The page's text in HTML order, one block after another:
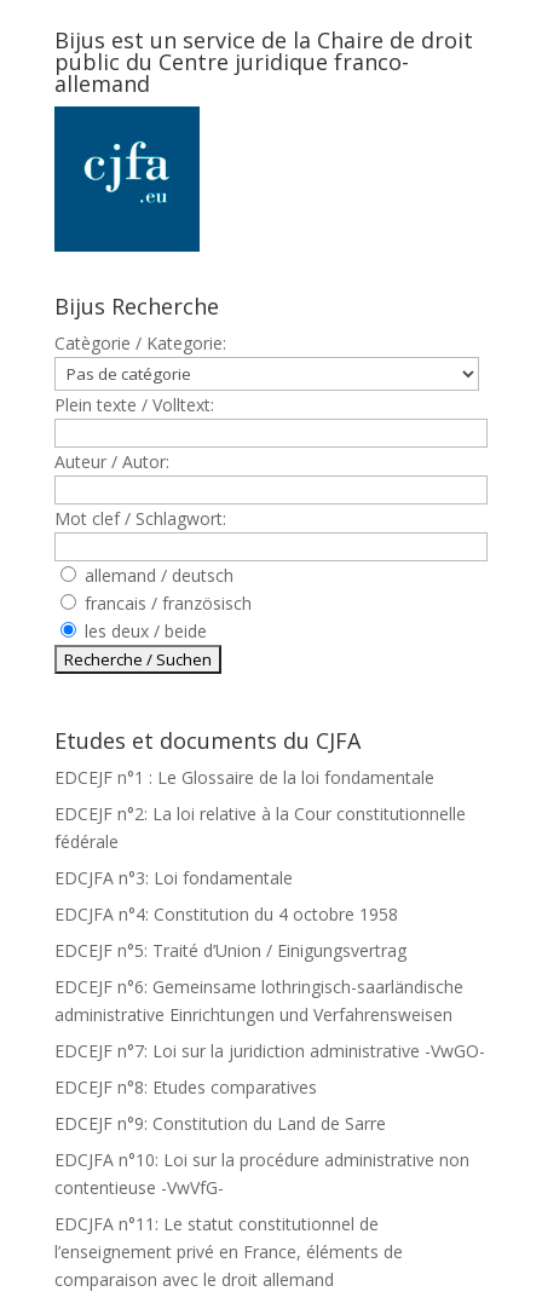
Bijus est un service de la Chaire de droit
public du Centre juridique franco-
allemand
Bijus Recherche
Catègorie / Kategorie:
Plein texte / Volltext:
Auteur / Autor:
Mot clef / Schlagwort:
allemand / deutsch
francais / französisch
les deux / beide
Etudes et documents du CJFA
EDCEJF n°1 : Le Glossaire de la loi fondamentale
EDCEJF n°2: La loi relative à la Cour constitutionnelle
fédérale
EDCJFA n°3: Loi fondamentale
EDCJFA n°4: Constitution du 4 octobre 1958
EDCEJF n°5: Traité d’Union / Einigungsvertrag
EDCEJF n°6: Gemeinsame lothringisch-saarländische
administrative Einrichtungen und Verfahrensweisen
EDCEJF n°7: Loi sur la juridiction administrative -VwGO-
EDCEJF n°8: Etudes comparatives
EDCEJF n°9: Constitution du Land de Sarre
EDCJFA n°10: Loi sur la procédure administrative non
contentieuse -VwVfG-
EDCJFA n°11: Le statut constitutionnel de
l’enseignement privé en France, éléments de
comparaison avec le droit allemand